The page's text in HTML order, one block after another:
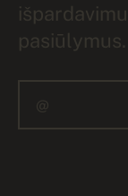
pasiūlymus.